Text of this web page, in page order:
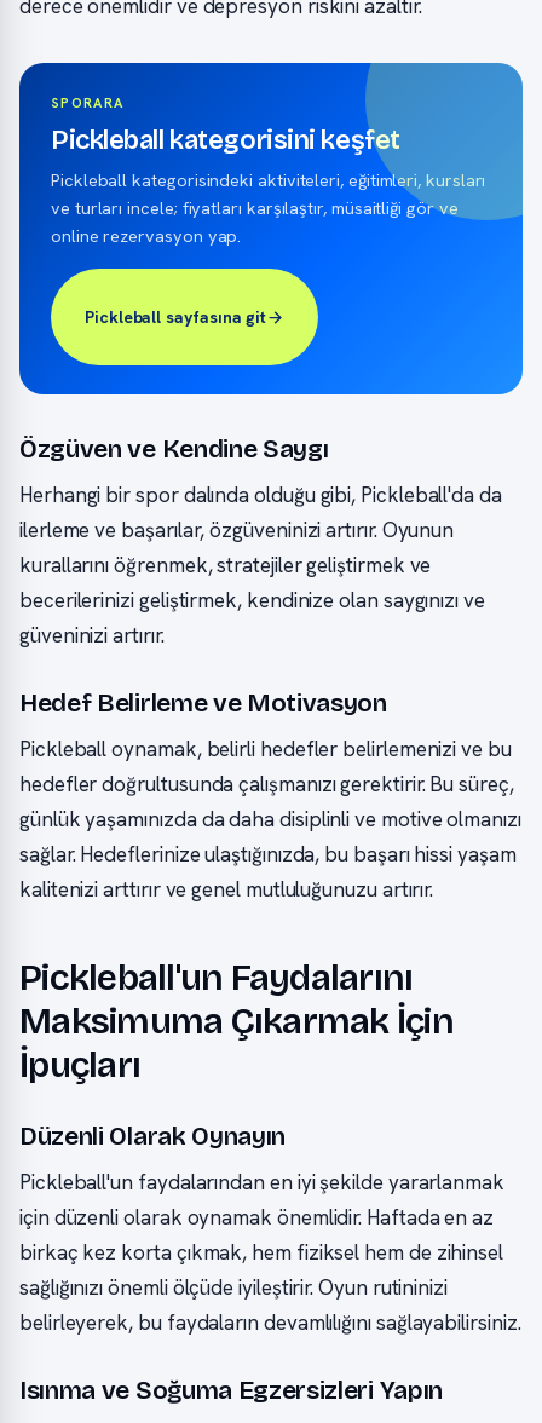
derece önemlidir ve depresyon riskini azaltır.
SPORARA
Pickleball kategorisini keşfet
Pickleball kategorisindeki aktiviteleri, eğitimleri, kursları
ve turları incele; fiyatları karşılaştır, müsaitliği gör ve
online rezervasyon yap.
Pickleball sayfasına git
Özgüven ve Kendine Saygı
Herhangi bir spor dalında olduğu gibi, Pickleball'da da
ilerleme ve başarılar, özgüveninizi artırır. Oyunun
kurallarını öğrenmek, stratejiler geliştirmek ve
becerilerinizi geliştirmek, kendinize olan saygınızı ve
güveninizi artırır.
Hedef Belirleme ve Motivasyon
Pickleball oynamak, belirli hedefler belirlemenizi ve bu
hedefler doğrultusunda çalışmanızı gerektirir. Bu süreç,
günlük yaşamınızda da daha disiplinli ve motive olmanızı
sağlar. Hedeflerinize ulaştığınızda, bu başarı hissi yaşam
kalitenizi arttırır ve genel mutluluğunuzu artırır.
Pickleball'un Faydalarını
Maksimuma Çıkarmak İçin
İpuçları
Düzenli Olarak Oynayın
Pickleball'un faydalarından en iyi şekilde yararlanmak
için düzenli olarak oynamak önemlidir. Haftada en az
birkaç kez korta çıkmak, hem fiziksel hem de zihinsel
sağlığınızı önemli ölçüde iyileştirir. Oyun rutininizi
belirleyerek, bu faydaların devamlılığını sağlayabilirsiniz.
Isınma ve Soğuma Egzersizleri Yapın